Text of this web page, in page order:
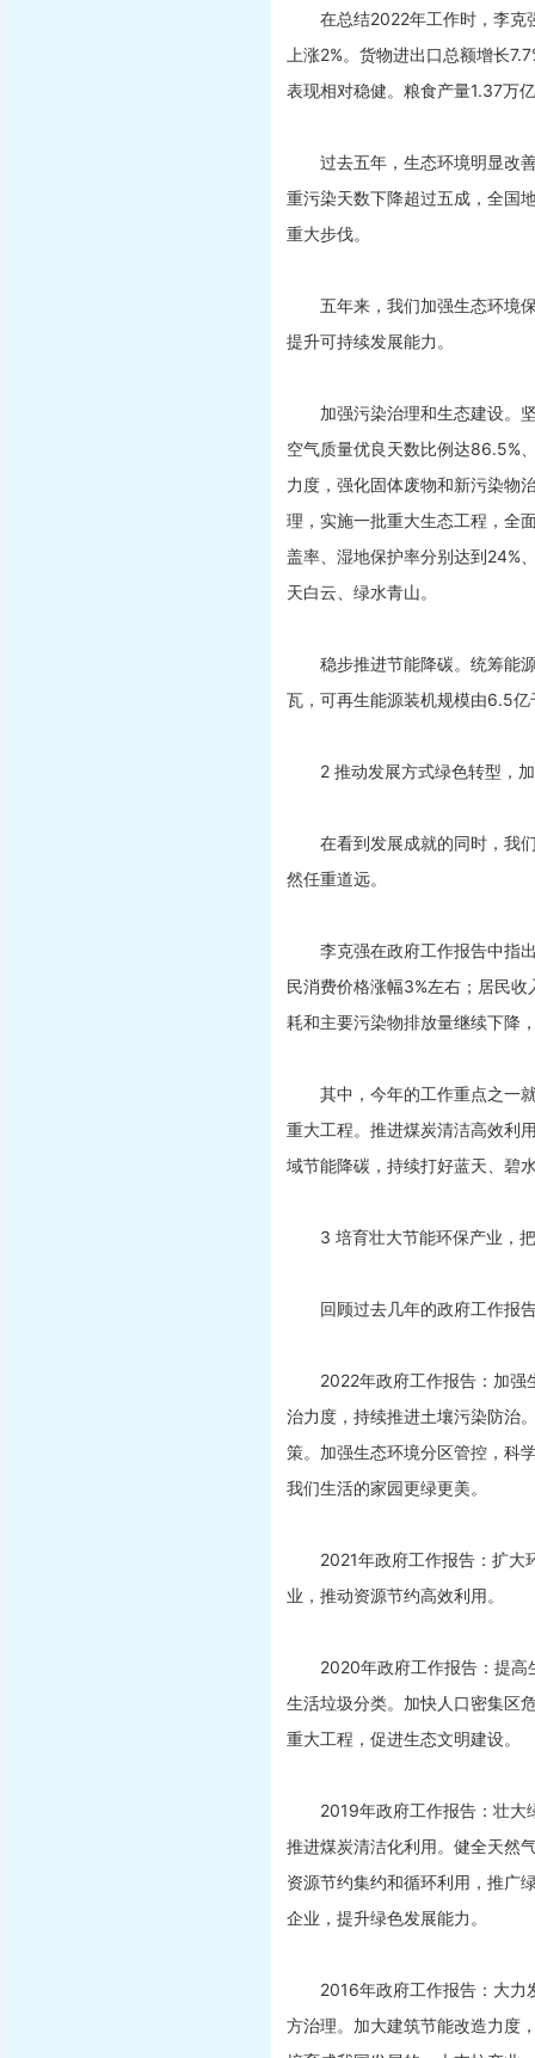
在总结2022年工作时，李克强
上涨2%。货物进出口总额增长
表现相对稳健。粮食产量1.37万
过去五年，生态环境明显改善
重污染天数下降超过五成，全国
重大步伐。
五年来，我们加强生态环境保
提升可持续发展能力。
加强污染治理和生态建设。坚
空气质量优良天数比例达86.5%
力度，强化固体废物和新污染物
理，实施一批重大生态工程，全
盖率、湿地保护率分别达到24%
天白云、绿水青山。
稳步推进节能降碳。统筹能源
瓦，可再生能源装机规模由6.5
2 推动发展方式绿色转型，加
在看到发展成就的同时，我们
然任重道远。
李克强在政府工作报告中指出
民消费价格涨幅3%左右；居民
耗和主要污染物排放量继续下降
其中，今年的工作重点之一就
重大工程。推进煤炭清洁高效利
域节能降碳，持续打好蓝天、碧
3 培育壮大节能环保产业，把
回顾过去几年的政府工作报告
2022年政府工作报告：加强生
治力度，持续推进土壤污染防治
策。加强生态环境分区管控，科
我们生活的家园更绿更美。
2021年政府工作报告：扩大环
业，推动资源节约高效利用。
2020年政府工作报告：提高生
生活垃圾分类。加快人口密集区
重大工程，促进生态文明建设。
2019年政府工作报告：壮大绿
推进煤炭清洁化利用。健全天然
资源节约集约和循环利用，推广
企业，提升绿色发展能力。
2016年政府工作报告：大力发
方治理。加大建筑节能改造力度